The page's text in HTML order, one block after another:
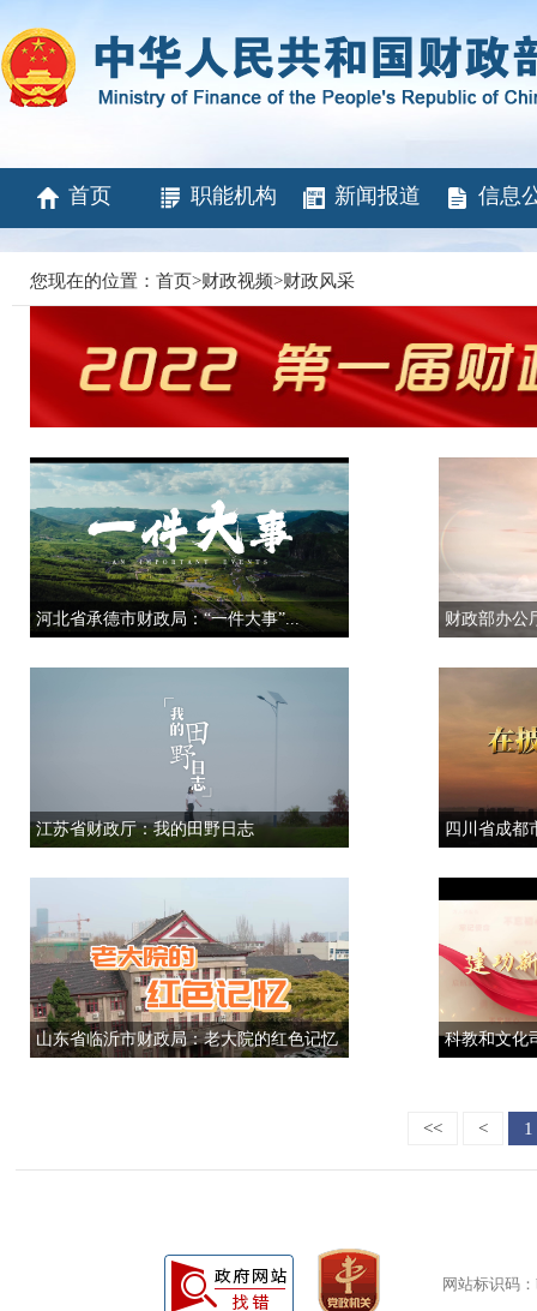
首页 职能机构 新闻报道 信息
您现在的位置： 首页>财政视频>财政风采
河北省承德市财政局：“一件大事”... 财政部办公
江苏省财政厅：我的田野日志 四川省成都
山东省临沂市财政局：老大院的红色记忆 科教和文化
<< < 1
网站标识码